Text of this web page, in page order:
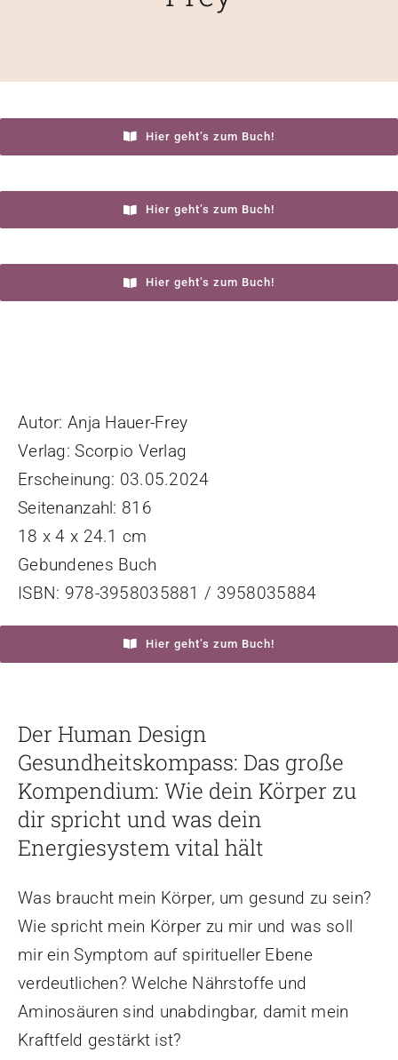
Hier geht’s zum Buch!
Hier geht’s zum Buch!
Hier geht’s zum Buch!
Autor: Anja Hauer-Frey
Verlag: Scorpio Verlag
Erscheinung: 03.05.2024
Seitenanzahl: 816
18 x 4 x 24.1 cm
Gebundenes Buch
ISBN: 978-3958035881 / 3958035884
Hier geht’s zum Buch!
Der Human Design
Gesundheitskompass: Das große
Kompendium: Wie dein Körper zu
dir spricht und was dein
Energiesystem vital hält
Was braucht mein Körper, um gesund zu sein?
Wie spricht mein Körper zu mir und was soll
mir ein Symptom auf spiritueller Ebene
verdeutlichen? Welche Nährstoffe und
Aminosäuren sind unabdingbar, damit mein
Kraftfeld gestärkt ist?